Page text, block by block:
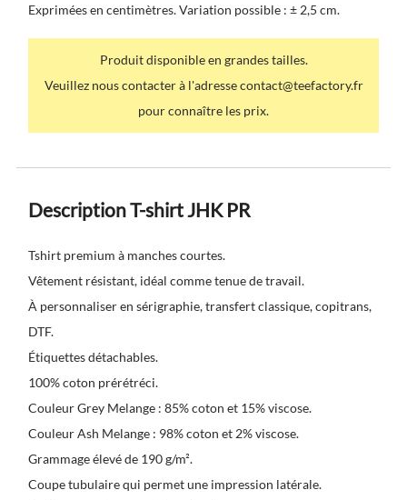
Exprimées en centimètres. Variation possible : ± 2,5 cm.
Produit disponible en grandes tailles.
Veuillez nous contacter à l'adresse contact@teefactory.fr
pour connaître les prix.
Description T-shirt JHK PR
Tshirt premium à manches courtes.
Vêtement résistant, idéal comme tenue de travail.
À personnaliser en sérigraphie, transfert classique, copitrans,
DTF.
Étiquettes détachables.
100% coton prérétréci.
Couleur Grey Melange : 85% coton et 15% viscose.
Couleur Ash Melange : 98% coton et 2% viscose.
Grammage élevé de 190 g/m².
Coupe tubulaire qui permet une impression latérale.